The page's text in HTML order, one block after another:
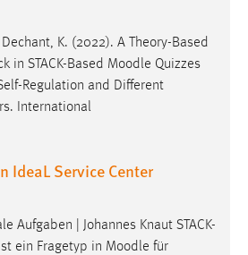
K. (2022). A Theory-Based
in STACK-Based Moodle Quizzes
Regulation and Different
International
IdeaL Service Center
Aufgaben | Johannes Knaut STACK-
ein Fragetyp in Moodle für